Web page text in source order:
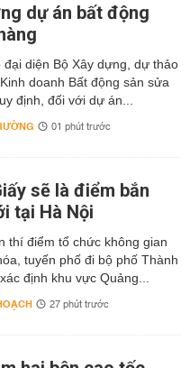
dự án bất động
đại diện Bộ Xây dựng, dự thảo
doanh Bất động sản sửa
định, đối với dự án...
01 phút trước
sẽ là điểm bắn
tại Hà Nội
thí điểm tổ chức không gian
tuyến phố đi bộ phố Thành
định khu vực Quảng...
27 phút trước